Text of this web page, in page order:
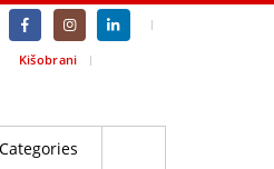
|
Kišobrani